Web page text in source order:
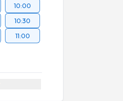
10:00
10:30
11:00